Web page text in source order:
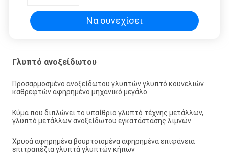
γυαλισμένη καθρέφτης
Να συνεχίσει
Γλυπτό ανοξείδωτου
Προσαρμοσμένο ανοξείδωτου γλυπτών γλυπτό κουνελιών
καθρεφτών αφηρημένο μηχανικό μεγάλο
Κύμα που διπλώνει το υπαίθριο γλυπτό τέχνης μετάλλων,
γλυπτό μετάλλων ανοξείδωτου εγκατάστασης λιμνών
Χρυσά αφηρημένα βουρτσισμένα αφηρημένα επιφάνεια
επιτραπέζια γλυπτά γλυπτών κήπων